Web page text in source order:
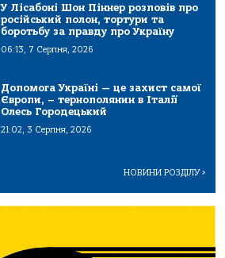
У Лісабоні Шон Піннер розповів про
російський полон, тортури та
боротьбу за правду про Україну
06:13, 7 Серпня, 2026
Допомога Україні — це захист самої
Європи, – тернополянин в Італії
Олесь Городецький
21:02, 3 Серпня, 2026
НОВИНИ РОЗДІЛУ>